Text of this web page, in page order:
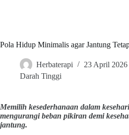
Pola Hidup Minimalis agar Jantung
Herbaterapi
23 April 2026
Darah Tinggi
Memilih kesederhanaan dalam
mengurangi beban pikiran demi
jantung.